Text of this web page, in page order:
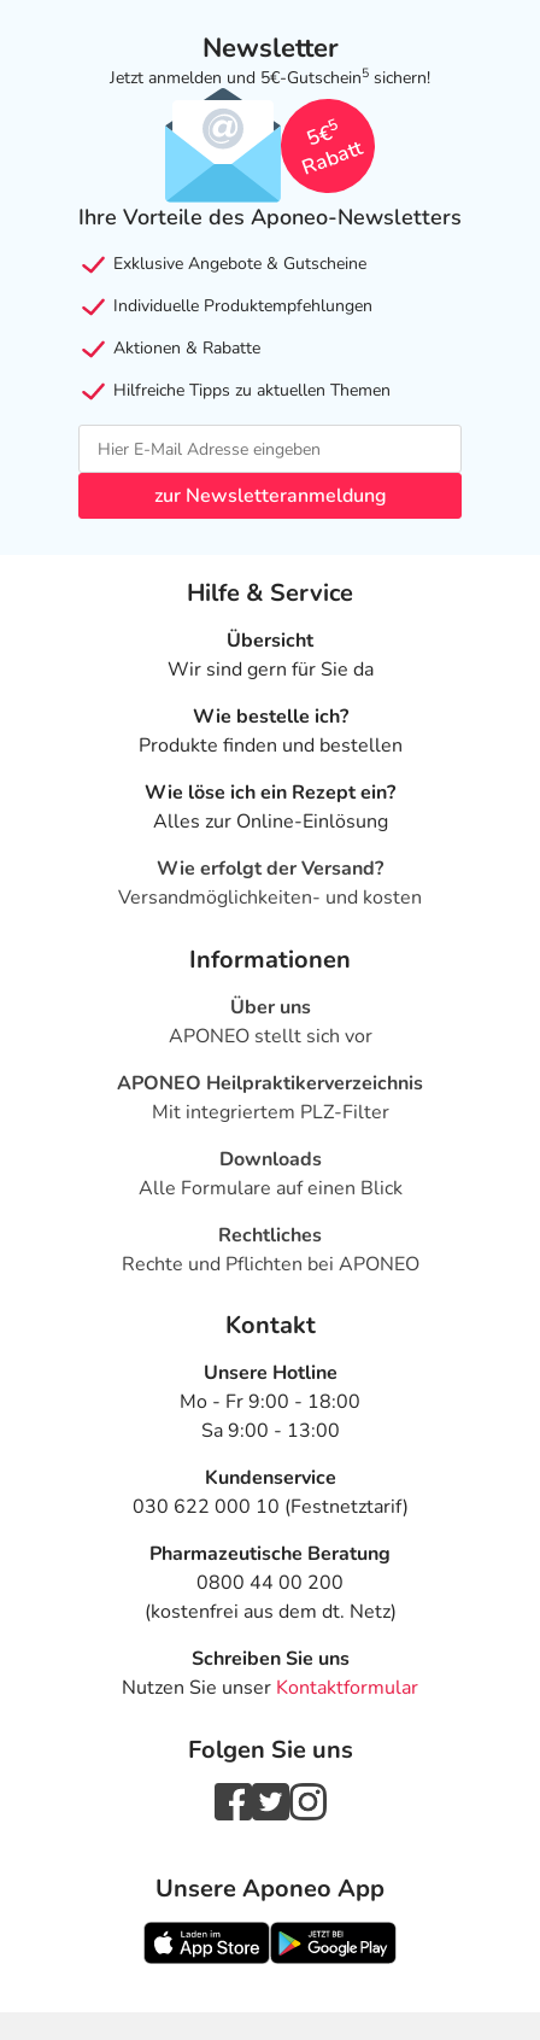
Newsletter
Jetzt anmelden und 5€-Gutschein5 sichern!
5€
5
Rabatt
Ihre Vorteile des Aponeo-Newsletters
Exklusive Angebote & Gutscheine
Individuelle Produktempfehlungen
Aktionen & Rabatte
Hilfreiche Tipps zu aktuellen Themen
zur Newsletteranmeldung
Hilfe & Service
Übersicht
Wir sind gern für Sie da
Wie bestelle ich?
Produkte finden und bestellen
Wie löse ich ein Rezept ein?
Alles zur Online-Einlösung
Wie erfolgt der Versand?
Versandmöglichkeiten- und kosten
Informationen
Über uns
APONEO stellt sich vor
APONEO Heilpraktikerverzeichnis
Mit integriertem PLZ-Filter
Downloads
Alle Formulare auf einen Blick
Rechtliches
Rechte und Pflichten bei APONEO
Kontakt
Unsere Hotline
Mo - Fr 9:00 - 18:00
Sa 9:00 - 13:00
Kundenservice
030 622 000 10 (Festnetztarif)
Pharmazeutische Beratung
0800 44 00 200
(kostenfrei aus dem dt. Netz)
Schreiben Sie uns
Nutzen Sie unser Kontaktformular
Folgen Sie uns
Unsere Aponeo App